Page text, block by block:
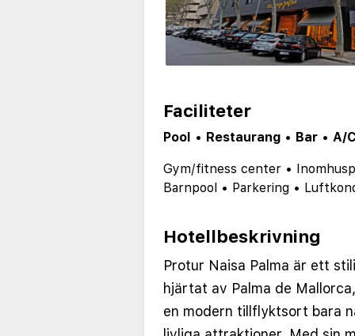
Faciliteter
Pool • Restaurang • Bar • A/C
Gym/fitness center •
Barnpool
• Parkering •
Hotellbeskrivning
Protur Naisa Palma är ett
hjärtat av Palma de
en modern tillflyktsort bara